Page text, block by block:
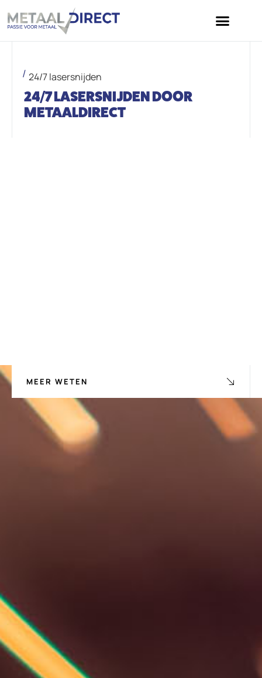
24/7 lasersnijden
24/7 LASERSNIJDEN DOOR
METAALDIRECT
MEER WETEN